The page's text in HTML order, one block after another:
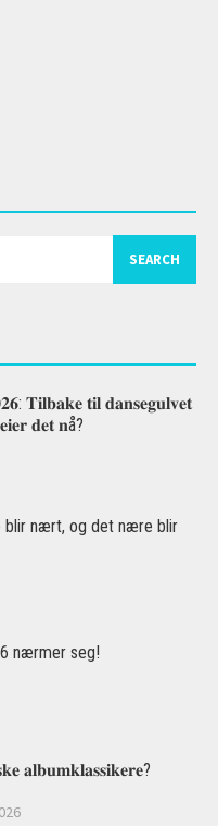
𝐓𝐢𝐥𝐛𝐚𝐤𝐞 𝐭𝐢𝐥 𝐝𝐚𝐧𝐬𝐞𝐠𝐮𝐥𝐯𝐞𝐭
𝐝𝐞𝐭 𝐧å?
blir nært, og det nære blir
nærmer seg!
𝐚𝐥𝐛𝐮𝐦𝐤𝐥𝐚𝐬𝐬𝐢𝐤𝐞𝐫𝐞?